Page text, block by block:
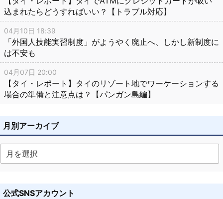
込まれたらどうすればいい？【トラブル対応】
04月10日 18:39
「外国人技能実習制度」がようやく廃止へ、しかし新制度に
は不安も
04月07日 20:00
【タイ・レポート】タイのリゾート地でワーケーションする
場合の準備と注意点は？【パンガン島編】
月別アーカイブ
公式SNSアカウント